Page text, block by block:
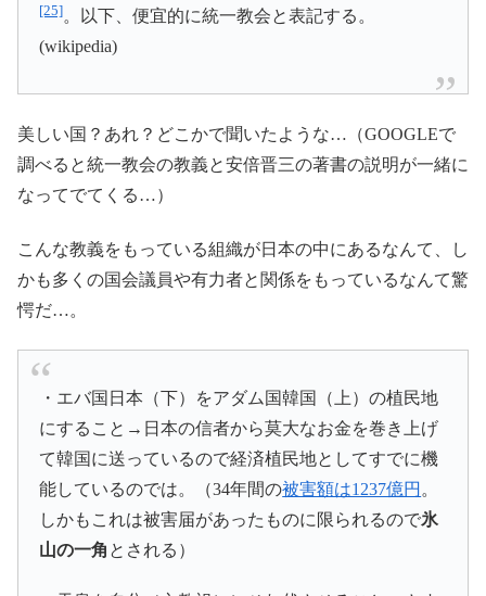
[25]。以下、便宜的に統一教会と表記する。
(wikipedia)
美しい国？あれ？どこかで聞いたような…（GOOGLEで
調べると統一教会の教義と安倍晋三の著書の説明が一緒に
なってでてくる…）
こんな教義をもっている組織が日本の中にあるなんて、し
かも多くの国会議員や有力者と関係をもっているなんて驚
愕だ…。
・エバ国日本（下）をアダム国韓国（上）の植民地
にすること→日本の信者から莫大なお金を巻き上げ
て韓国に送っているので経済植民地としてすでに機
能しているのでは。（34年間の被害額は1237億円 。
しかもこれは被害届があったものに限られるので氷
山の一角 とされる）